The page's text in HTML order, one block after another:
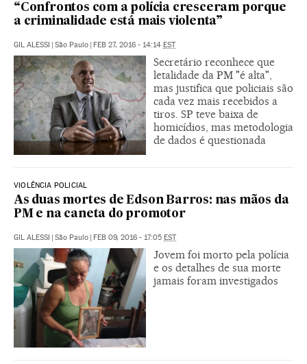
“Confrontos com a polícia cresceram porque
a criminalidade está mais violenta”
GIL ALESSI | São Paulo | FEB 27, 2016 - 14:14 EST
Secretário reconhece que
letalidade da PM "é alta",
mas justifica que policiais são
cada vez mais recebidos a
tiros. SP teve baixa de
homicídios, mas metodologia
de dados é questionada
VIOLÊNCIA POLICIAL
As duas mortes de Edson Barros: nas mãos da
PM e na caneta do promotor
GIL ALESSI | São Paulo | FEB 09, 2016 - 17:05 EST
Jovem foi morto pela polícia
e os detalhes de sua morte
jamais foram investigados